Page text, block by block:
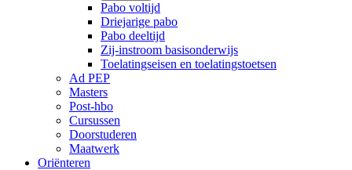
Pabo voltijd
Driejarige pabo
Pabo deeltijd
Zij-instroom basisonderwijs
Toelatingseisen en toelatingstoetsen
Ad PEP
Masters
Post-hbo
Cursussen
Doorstuderen
Maatwerk
Oriënteren